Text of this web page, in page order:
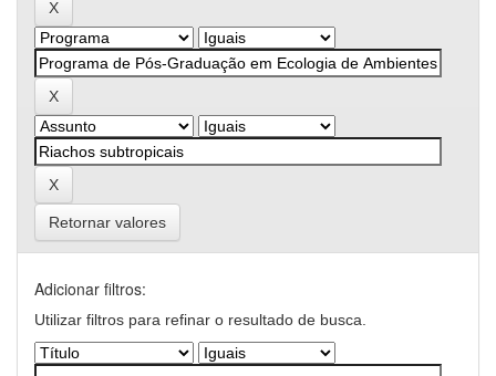
Retornar valores
Adicionar filtros:
Utilizar filtros para refinar o resultado de busca.